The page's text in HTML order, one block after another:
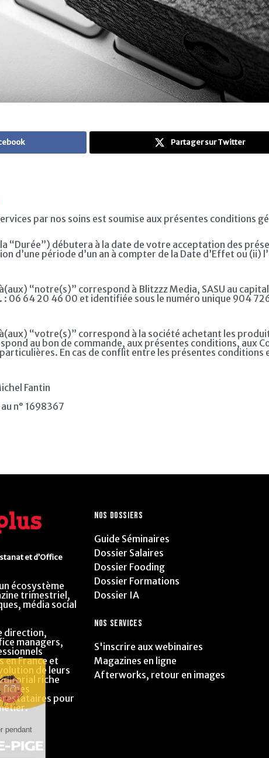
Partager sur Twitter
par nos soins est soumise aux présentes conditions
“Durée”) débutera à la date de votre acceptation des
d’une période d’un an à compter de la Date d’Effet ou
“notre(s)” correspond à Blitzzz Media, SASU au
06 64 20 46 00 et identifiée sous le numéro unique 904
“votre(s)” correspond à la société achetant les
au bon de commande, aux présentes conditions, aux
En cas de conflit entre les présentes conditions
Fantin
n° 1698367
et d’Office
écosystème
trimestriel,
média social
direction,
managers,
en France et
de leurs
riche
fiches
pour
NOS DOSSIERS
Guide Séminaires
Dossier Salaires
Dossier Fooding
Dossier Formations
Dossier IA
NOS SERVICES
S'inscrire aux webinaires
Magazines en ligne
Afterworks, retour en images